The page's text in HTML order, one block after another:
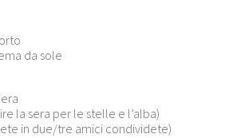
da sole
la sera per le stelle e l’alba)
in due/tre amici condividete)